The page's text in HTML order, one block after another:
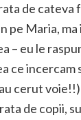
de cateva
pe Maria,
– eu le
ce incercam
cerut
de copii,